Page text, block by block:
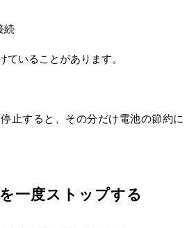
続
ていることがあります。
止すると、その分だけ電池の節約に
一度ストップする